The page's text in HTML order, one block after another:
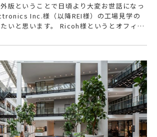
版ということで日頃より大変お世話になっ
Inc.様（以降REI様）の工場見学の
いと思います。 Ricoh様というとオフィス